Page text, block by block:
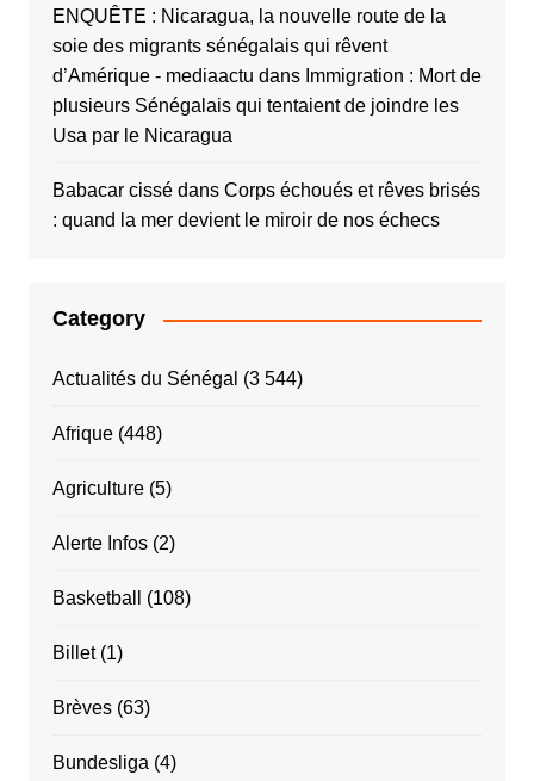
ENQUÊTE : Nicaragua, la nouvelle route de la
soie des migrants sénégalais qui rêvent
d’Amérique - mediaactu dans Immigration : Mort de
plusieurs Sénégalais qui tentaient de joindre les
Usa par le Nicaragua
Babacar cissédans Corps échoués et rêves brisés
: quand la mer devient le miroir de nos échecs
Category
Actualités du Sénégal (3 544)
Afrique(448)
Agriculture(5)
Alerte Infos(2)
Basketball (108)
Billet(1)
Brèves(63)
Bundesliga (4)